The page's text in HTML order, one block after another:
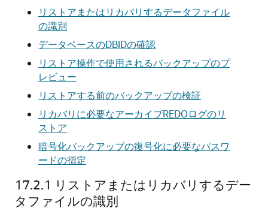
リストアまたはリカバリするデータファイル
の識別
データベースのDBIDの確認
リストア操作で使用されるバックアップのプ
レビュー
リストアする前のバックアップの検証
リカバリに必要なアーカイブREDOログのリ
ストア
暗号化バックアップの復号化に必要なパスワ
ードの指定
17.2.1 リストアまたはリカバリするデー
タファイルの識別